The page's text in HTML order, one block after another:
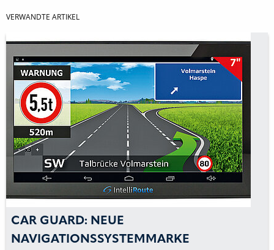
VERWANDTE ARTIKEL
SAF-HOLLAND: NEUE STÜTZWINDE
NEUES LENKKONZEPT